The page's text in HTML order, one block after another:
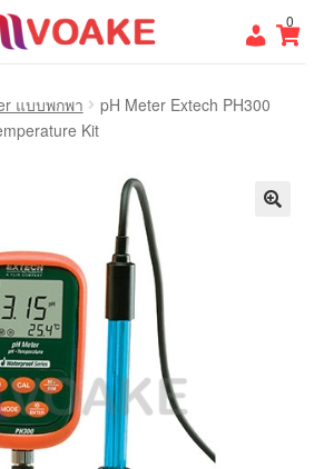
0
แบบพกพา
pH Meter Extech PH300
Kit